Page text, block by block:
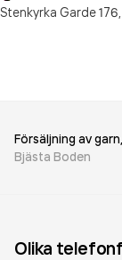
Stenkyrka Garde 176,
Försäljning av
Bjästa Boden
Olika